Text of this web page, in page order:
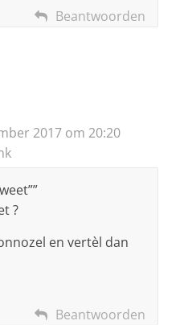
Beantwoorden
2017 om 20:20
?
en vertèl dan
Beantwoorden